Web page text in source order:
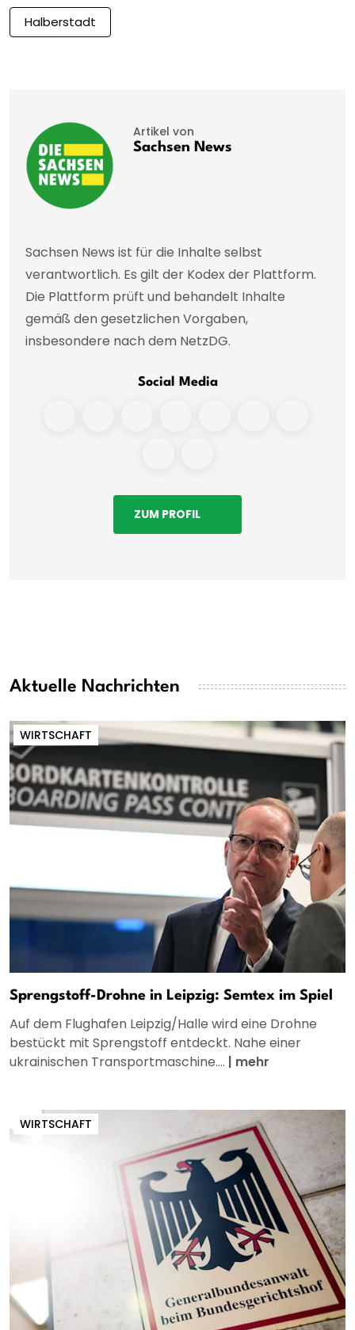
Halberstadt
Artikel von
Sachsen News
Sachsen News ist für die Inhalte selbst
verantwortlich. Es gilt der Kodex der Plattform.
Die Plattform prüft und behandelt Inhalte
gemäß den gesetzlichen Vorgaben,
insbesondere nach dem NetzDG.
Social Media
ZUM PROFIL
Aktuelle Nachrichten
WIRTSCHAFT
Sprengstoff-Drohne in Leipzig: Semtex im Spiel
Auf dem Flughafen Leipzig/Halle wird eine Drohne
bestückt mit Sprengstoff entdeckt. Nahe einer
ukrainischen Transportmaschine.... | mehr
WIRTSCHAFT